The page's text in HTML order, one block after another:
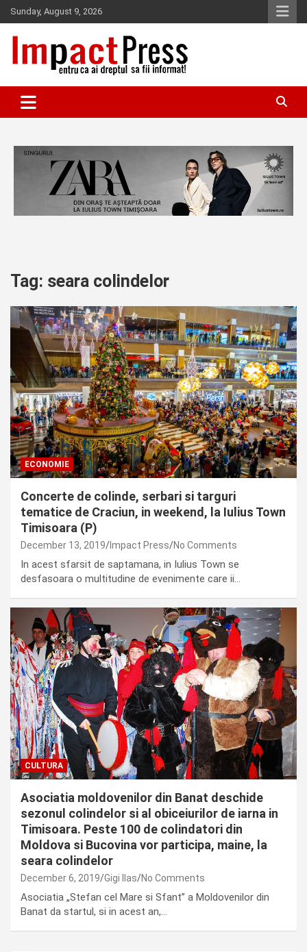
Skip
to
content
Sunday, August 9, 2026
IMPACTPRESS
Tag: seara colindelor
ECONOMIE
Concerte de colinde, serbari si targuri
tematice de Craciun, in weekend, la Iulius Town
Timisoara (P)
December 13, 2019 Impact Press No Comments
In acest sfarsit de saptamana, in Iulius Town se
desfasoara o multitudine de evenimente care ii…
CULTURA
Asociatia moldovenilor din Banat deschide
sezonul colindelor si al obiceiurilor de iarna in
Timisoara. Peste 100 de colindatori din
Moldova si Bucovina vor participa, maine, la
seara colindelor
December 6, 2019 Gigi Ilas No Comments
Asociatia „Stefan cel Mare si Sfant” a Moldovenilor din
Banat da startul, si in acest an,…